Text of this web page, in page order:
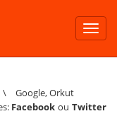
\ Google,Orkut
Facebook ouTwitter